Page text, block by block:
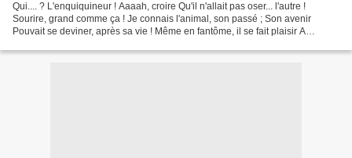
Qui.... ? L'enquiquineur ! Aaaah, croire Qu'il n'allait pas oser... l'autre !
Sourire, grand comme ça ! Je connais l'animal, son passé ; Son avenir
Pouvait se deviner, après sa vie ! Même en fantôme, il se fait plaisir A